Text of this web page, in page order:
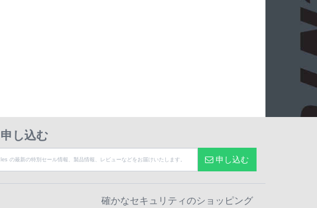
申し込む
申し込む
確かなセキュリティのショッピング